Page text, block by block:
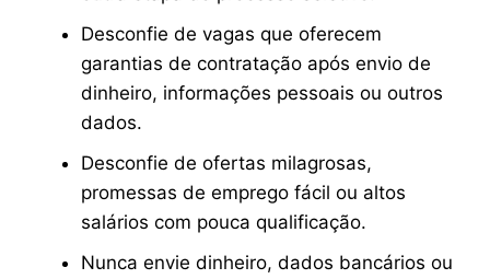
Desconfie de vagas que oferecem
garantias de contratação após envio de
dinheiro, informações pessoais ou outros
dados.
Desconfie de ofertas milagrosas,
promessas de emprego fácil ou altos
salários com pouca qualificação.
Nunca envie dinheiro, dados bancários ou